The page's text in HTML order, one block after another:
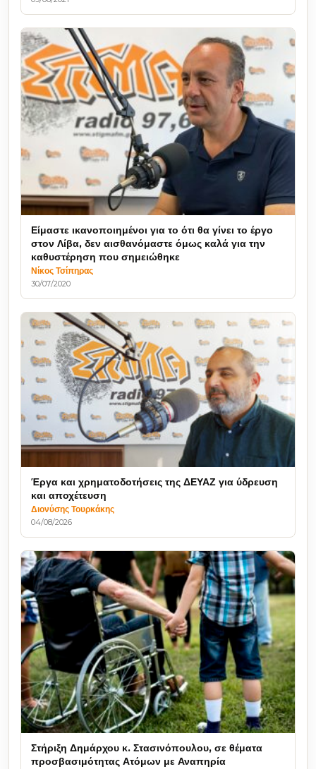
Είμαστε ικανοποιημένοι για το ότι θα γίνει το έργο
στον Λίβα, δεν αισθανόμαστε όμως καλά για την
καθυστέρηση που σημειώθηκε
Νίκος Τσίπηρας
30/07/2020
Έργα και χρηματοδοτήσεις της ΔΕΥΑΖ για ύδρευση
και αποχέτευση
Διονύσης Τουρκάκης
04/08/2026
Στήριξη Δημάρχου κ. Στασινόπουλου, σε θέματα
προσβασιμότητας Ατόμων με Αναπηρία